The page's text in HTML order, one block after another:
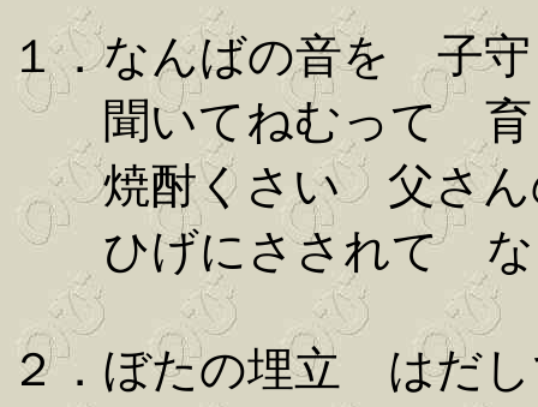
１．なんばの音を 子
聞いてねむって 育
焼酎くさい 父さん
ひげにさされて な
２．ぼたの埋立 はだ